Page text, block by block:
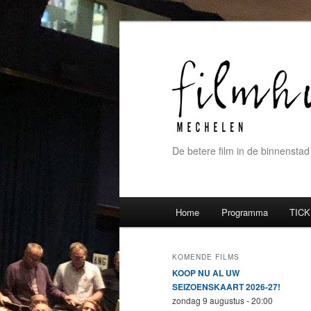
De betere film in de binnenstad
Spring naar de primaire
Spring naar de secundaire
Home Programma
KOMENDE FILMS
KOOP NU AL UW
SEIZOENSKAART 2026-27!
zondag 9 augustus - 20:00